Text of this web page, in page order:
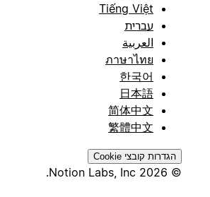
Tiếng Việt
עברית
العربية
ภาษาไทย
한국어
日本語
简体中文
繁體中文
הגדרות קובצי Cookie